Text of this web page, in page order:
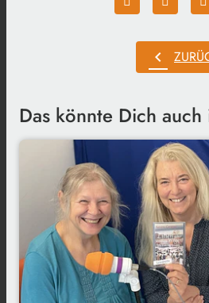
chevron_left
Das könnte Dich